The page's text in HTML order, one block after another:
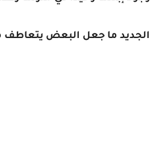
الجديد ما جعل البعض يتعاطف